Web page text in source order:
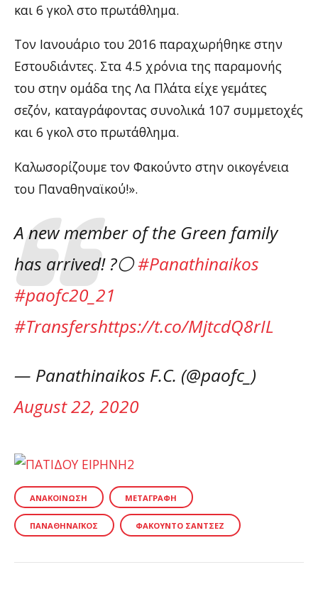
και 6 γκολ στο πρωτάθλημα.
Τον Ιανουάριο του 2016 παραχωρήθηκε στην
Εστουδιάντες. Στα 4.5 χρόνια της παραμονής
του στην ομάδα της Λα Πλάτα είχε γεμάτες
σεζόν, καταγράφοντας συνολικά 107 συμμετοχές
και 6 γκολ στο πρωτάθλημα.
Καλωσορίζουμε τον Φακούντο στην οικογένεια
του Παναθηναϊκού!».
A new member of the Green family
has arrived! ?⚪️#Panathinaikos
#paofc20_21
#Transfershttps://t.co/MjtcdQ8rIL
— Panathinaikos F.C. (@paofc_)
August 22, 2020
ΑΝΑΚΟΊΝΩΣΗ ΜΕΤΑΓΡΑΦΉ
ΠΑΝΑΘΗΝΑΪΚΌΣ ΦΑΚΟΎΝΤΟ ΣΆΝΤΣΕΖ